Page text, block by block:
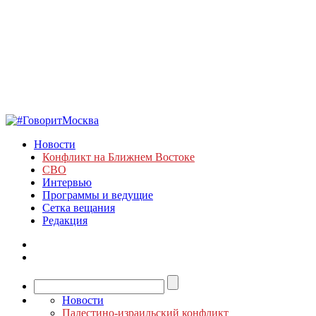
Новости
Конфликт на Ближнем Востоке
СВО
Интервью
Программы и ведущие
Сетка вещания
Редакция
Новости
Палестино-израильский конфликт